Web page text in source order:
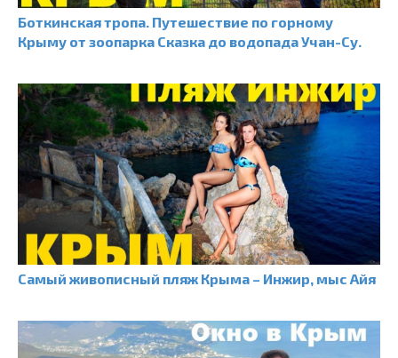
Боткинская тропа. Путешествие по горному
Крыму от зоопарка Сказка до водопада Учан-Су.
Самый живописный пляж Крыма – Инжир, мыс Айя